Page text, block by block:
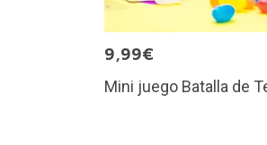
9,99€
Mini juego Batalla de